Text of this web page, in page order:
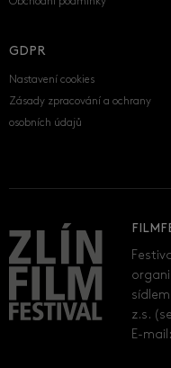
GDPR
Nastavení cookies
Zásady zpracování a ochrany
osobních údajů
z.s.
E-